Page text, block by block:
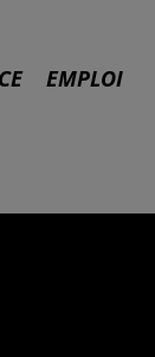
EMPLOI